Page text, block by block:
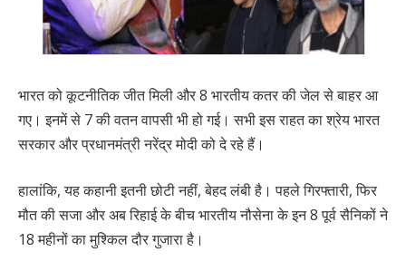
भारत को कूटनीतिक जीत मिली और 8 भारतीय कतर की जेल से बाहर आ
गए। इनमें से 7 की वतन वापसी भी हो गई। सभी इस राहत का श्रेय भारत
सरकार और प्रधानमंत्री नरेंद्र मोदी को दे रहे हैं।
हालांकि, यह कहानी इतनी छोटी नहीं, बेहद लंबी है। पहले गिरफ्तारी, फिर
मौत की सजा और अब रिहाई के बीच भारतीय नौसेना के इन 8 पूर्व सैनिकों ने
18 महीनों का मुश्किल दौर गुजारा है।